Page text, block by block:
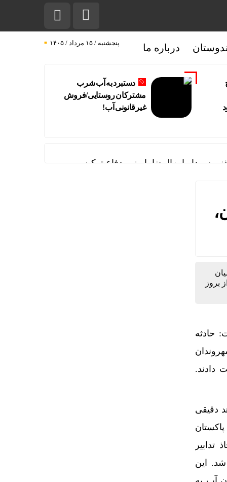
درباره ما پنجشنبه / ۱۵ مرداد / ۱۴۰۵
دستبرد به آب شرب
مشترکان روستایی/فروش
غیرقانونی آب!
سردار ابن‌الرضا با وزیر دفاع ترکیه
طرح ترافیک و کارت‌بلیت خبرنگاران/ اعتبار نامحدود
بروز
هند گفت: حادثه
کشمیر رخ داد که حدود ۲۶ نفر از شهروندان
دادند.
دقیقی
شد. این